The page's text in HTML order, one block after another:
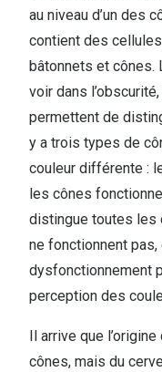
au niveau d’un des
contient des
bâtonnets et cônes.
voir dans
permettent de
y a trois types de
couleur différente :
les cônes
distingue toutes les
ne fonctionnent
dysfonctionnement
perception des
Il arrive que
cônes, mais du